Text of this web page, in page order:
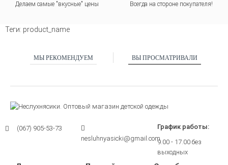
Делаем самые "вкусные" цены Всегда на стороне покупателя!
Теги: product_name
МЫ РЕКОМЕНДУЕМ ВЫ ПРОСМАТРИВАЛИ
(067) 905-53-73
nesluhnyasicki@gmail.com
График работы:
9.00 - 17.00 без
выходных